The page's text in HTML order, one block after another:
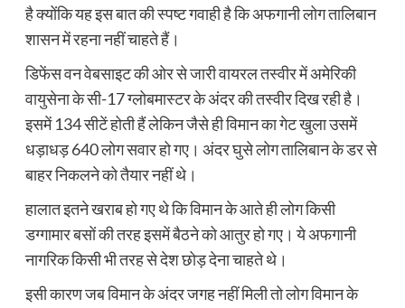
है क्योंकि यह इस बात की स्पष्ट गवाही है कि अफगानी लोग तालिबान
शासन में रहना नहीं चाहते हैं।
डिफेंस वन वेबसाइट की ओर से जारी वायरल तस्वीर में अमेरिकी
वायुसेना के सी-17 ग्लोबमास्टर के अंदर की तस्वीर दिख रही है।
इसमें 134 सीटें होती हैं लेकिन जैसे ही विमान का गेट खुला उसमें
धड़ाधड़ 640 लोग सवार हो गए। अंदर घुसे लोग तालिबान के डर से
बाहर निकलने को तैयार नहीं थे।
हालात इतने खराब हो गए थे कि विमान के आते ही लोग किसी
डग्गामार बसों की तरह इसमें बैठने को आतुर हो गए। ये अफगानी
नागरिक किसी भी तरह से देश छोड़ देना चाहते थे।
इसी कारण जब विमान के अंदर जगह नहीं मिली तो लोग विमान के